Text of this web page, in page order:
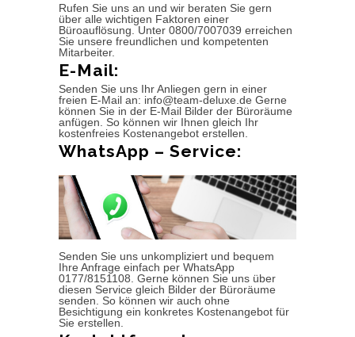
Rufen Sie uns an und wir beraten Sie gern
über alle wichtigen Faktoren einer
Büroauflösung. Unter 0800/7007039 erreichen
Sie unsere freundlichen und kompetenten
Mitarbeiter.
E-Mail:
Senden Sie uns Ihr Anliegen gern in einer
freien E-Mail an: info@team-deluxe.de Gerne
können Sie in der E-Mail Bilder der Büroräume
anfügen. So können wir Ihnen gleich Ihr
kostenfreies Kostenangebot erstellen.
WhatsApp – Service:
Senden Sie uns unkompliziert und bequem
Ihre Anfrage einfach per WhatsApp
0177/8151108. Gerne können Sie uns über
diesen Service gleich Bilder der Büroräume
senden. So können wir auch ohne
Besichtigung ein konkretes Kostenangebot für
Sie erstellen.